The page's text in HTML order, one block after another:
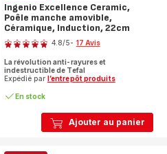
Ajouter au panier
Ingenio Excellence Ceramic,
Poêle manche amovible,
Céramique, Induction, 22cm
Note
4.8/5- 17 Avis
La révolution anti-rayures et
indestructible de Tefal
Expédié par l’entrepôt produits
En stock